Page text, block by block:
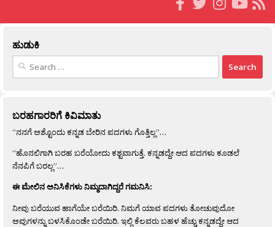
ಹುಡುಕಿ
Search
ಬರಹಗಾರರಿಗೆ ಕಿವಿಮಾತು
“ನನಗೆ ಅಶ್ಟೊಂದು ಕನ್ನಡ ಬೇರಿನ ಪದಗಳು ಗೊತ್ತಿಲ್ಲ”…
“ಹೊನಲಿಗಾಗಿ ಬರಹ ಬರೆಯೋದು ಕಶ್ಟವಾಗುತ್ತೆ. ಕನ್ನಡದ್ದೇ ಆದ ಪದಗಳು ಕೂಡಲೆ
ನೆನಪಿಗೆ ಬರಲ್ಲ”…
ಈ ಮೇಲಿನ ಅನಿಸಿಕೆಗಳು ನಿಮ್ಮದಾಗಿದ್ದರೆ ಗಮನಿಸಿ:
ನೀವು ಬರೆಯುವ ಹಾಗೆಯೇ ಬರೆಯಿರಿ. ನಿಮಗೆ ಯಾವ ಪದಗಳು ತೋಚುವುದೋ
ಅವುಗಳನ್ನು ಬಳಸಿಕೊಂಡೇ ಬರೆಯಿರಿ. ಇಲ್ಲಿ ಕೆಲವರು ಬಹಳ ಹೆಚ್ಚು ಕನ್ನಡದ್ದೇ ಆದ